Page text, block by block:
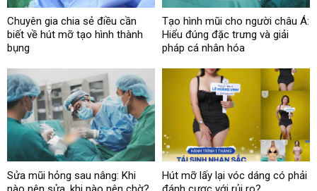
Chuyên gia chia sẻ điều cần
biết về hút mỡ tạo hình thành
bụng
Tạo hình mũi cho người châu Á:
Hiểu đúng đặc trưng và giải
pháp cá nhân hóa
Sửa mũi hỏng sau nâng: Khi
Hút mỡ lấy lại vóc dáng có phải